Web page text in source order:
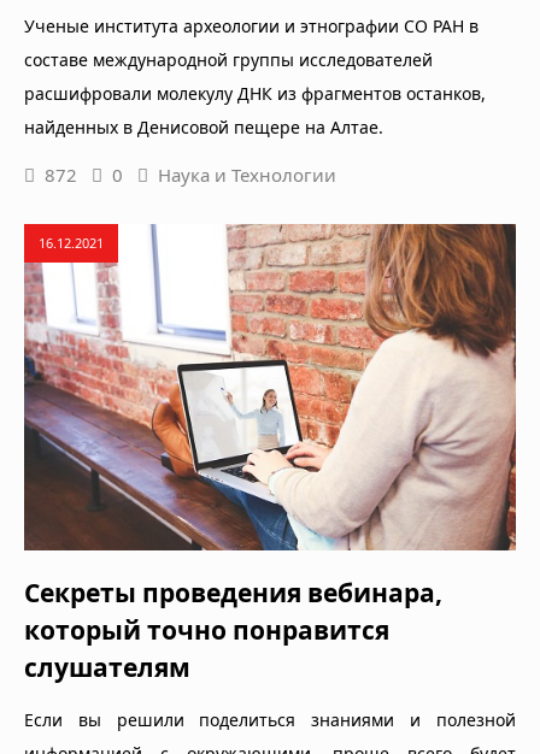
Ученые института археологии и этнографии СО РАН в
составе международной группы исследователей
расшифровали молекулу ДНК из фрагментов останков,
найденных в Денисовой пещере на Алтае.
872 0 Наука и Технологии
16.12.2021
Секреты проведения вебинара,
который точно понравится
слушателям
Если вы решили поделиться знаниями и полезной